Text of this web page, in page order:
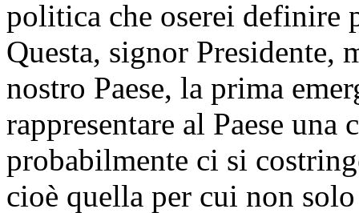
politica che oserei definire
Questa, signor Presidente,
nostro Paese, la prima
rappresentare al Paese
probabilmente ci si
cioè quella per cui non